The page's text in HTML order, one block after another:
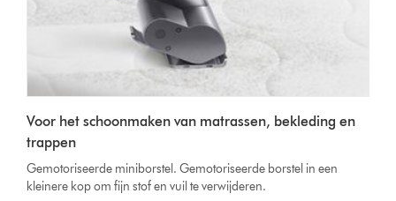
Voor het schoonmaken van matrassen, bekleding en
trappen
Gemotoriseerde miniborstel. Gemotoriseerde borstel in een
kleinere kop om fijn stof en vuil te verwijderen.